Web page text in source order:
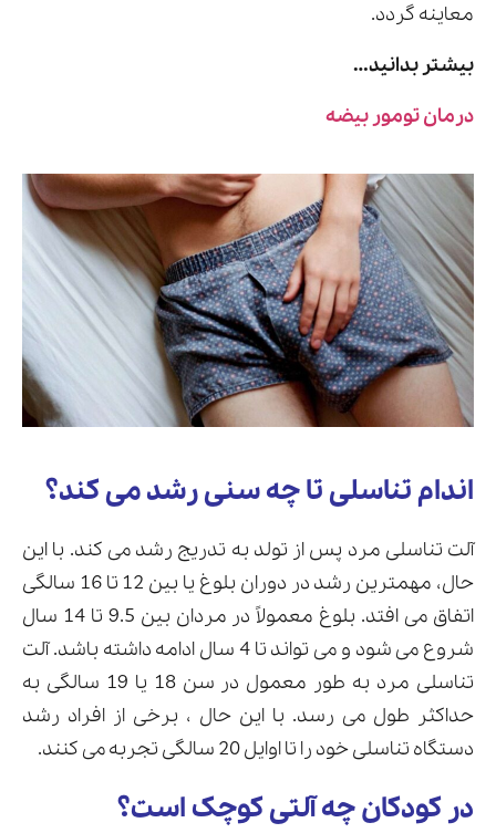
معاینه گردد.
بیشتر بدانید…
درمان تومور بیضه
اندام تناسلی تا چه سنی رشد می کند؟
آلت تناسلی مرد پس از تولد به تدریج رشد می کند. با این
حال، مهمترین رشد در دوران بلوغ یا بین 12 تا 16 سالگی
اتفاق می افتد. بلوغ معمولاً در مردان بین 9.5 تا 14 سال
شروع می شود و می تواند تا 4 سال ادامه داشته باشد. آلت
تناسلی مرد به طور معمول در سن 18 یا 19 سالگی به
حداکثر طول می رسد. با این حال ، برخی از افراد رشد
دستگاه تناسلی خود را تا اوایل 20 سالگی تجربه می کنند.
در کودکان چه آلتی کوچک است؟